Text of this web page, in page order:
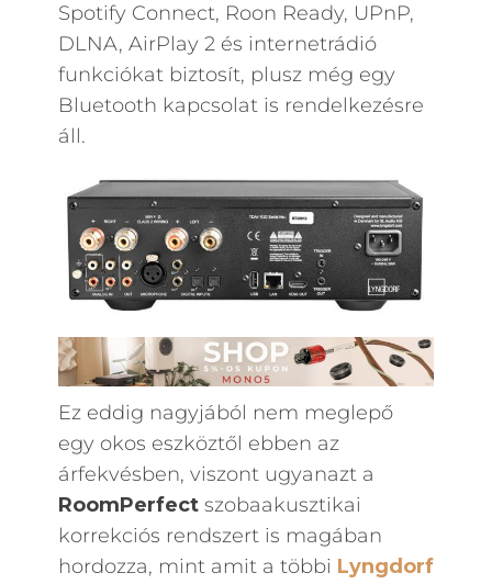
Spotify Connect, Roon Ready, UPnP,
DLNA, AirPlay 2 és internetrádió
funkciókat biztosít, plusz még egy
Bluetooth kapcsolat is rendelkezésre
áll.
Ez eddig nagyjából nem meglepő
egy okos eszköztől ebben az
árfekvésben, viszont ugyanazt a
RoomPerfectszobaakusztikai
korrekciós rendszert is magában
hordozza, mint amit a többi Lyngdorf